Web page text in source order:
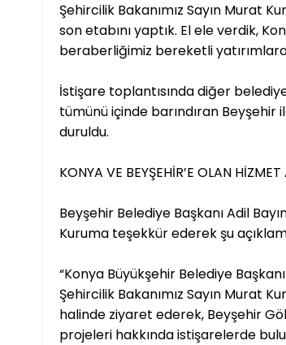
Şehircilik Bakanımız Sayın Murat
son etabını yaptık. El ele verdik,
beraberliğimiz bereketli
İstişare toplantısında diğer
tümünü içinde barındıran Beyşehir
duruldu.
KONYA VE BEYŞEHİR’E OLAN
Beyşehir Belediye Başkanı Adil
Kuruma teşekkür ederek şu
“Konya Büyükşehir Belediye
Şehircilik Bakanımız Sayın Murat
halinde ziyaret ederek, Beyşehir
projeleri hakkında istişarelerde